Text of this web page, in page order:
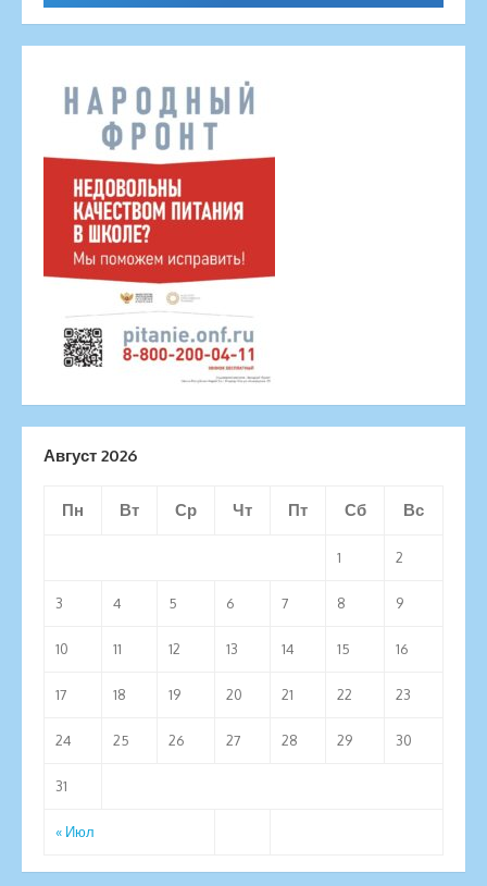
Август 2026
Пн Вт Ср Чт Пт Сб Вс
« Июл
1 2
3 4 5 6 7 8 9
10 11 12 13 14 15 16
17 18 19 20 21 22 23
24 25 26 27 28 29 30
31